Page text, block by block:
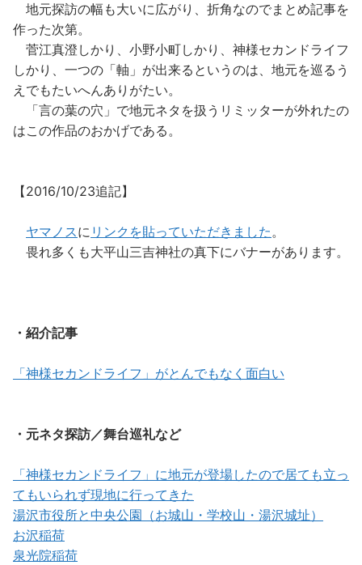
地元探訪の幅も大いに広がり、折角なのでまとめ記事を
作った次第。
菅江真澄しかり、小野小町しかり、神様セカンドライフ
しかり、一つの「軸」が出来るというのは、地元を巡るう
えでもたいへんありがたい。
「言の葉の穴」で地元ネタを扱うリミッターが外れたの
はこの作品のおかげである。
【2016/10/23追記】
ヤマノスに リンクを貼っていただきました。
畏れ多くも大平山三吉神社の真下にバナーがあります。
・紹介記事
「神様セカンドライフ」がとんでもなく面白い
・元ネタ探訪／舞台巡礼など
「神様セカンドライフ」に地元が登場したので居ても立っ
てもいられず現地に行ってきた
湯沢市役所と中央公園（お城山・学校山・湯沢城址）
お沢稲荷
泉光院稲荷